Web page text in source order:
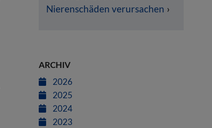
Nierenschäden verursachen
ARCHIV
2026
2025
2024
2023